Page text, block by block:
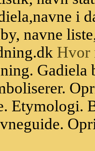
i
navne
Hvor
Etymologi.